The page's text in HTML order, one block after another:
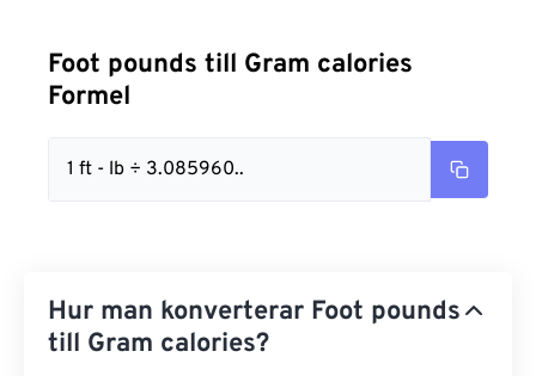
Foot pounds till Gram calories
Formel
1 ft - lb ÷ 3.085960..
Hur man konverterar Foot pounds
till Gram calories?